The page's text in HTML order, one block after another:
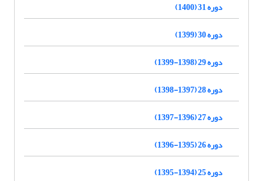
دوره 31 (1400)
دوره 30 (1399)
دوره 29 (1398-1399)
دوره 28 (1397-1398)
دوره 27 (1396-1397)
دوره 26 (1395-1396)
دوره 25 (1394-1395)